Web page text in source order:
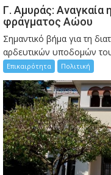
Γ. Αμυράς: Αναγκαία
φράγματος Αώου
Σημαντικό βήμα για τη
αρδευτικών υποδομών
Επικαιρότητα Πολιτική